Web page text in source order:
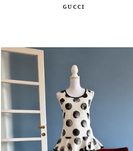
GUCCI